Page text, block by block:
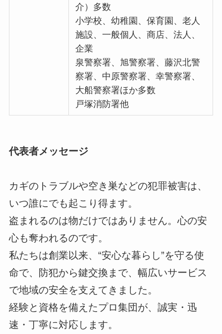
介）多数
小学校、幼稚園、保育園、老人
施設、一般個人、商店、法人、
企業
泉警察署、旭警察署、藤沢北警
察署、中原警察署、幸警察署、
大船警察署ほか多数
戸塚消防署他
代表者メッセージ
カギのトラブルや空き巣などの犯罪被害は、
いつ誰にでも起こり得ます。
盗まれるのは物だけではありません。心の安
心も奪われるのです。
私たちは創業以来、“安心な暮らし”を守る使
命で、防犯から鍵交換まで、幅広いサービス
で地域の安全を支えてきました。
経験と資格を備えたプロ集団が、誠実・迅
速・丁寧に対応します。